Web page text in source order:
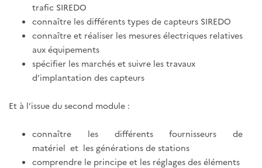
trafic SIREDO
connaître les différents types de capteurs SIREDO
connaître et réaliser les mesures électriques relatives
aux équipements
spécifier les marchés et suivre les travaux
d’implantation des capteurs
Et à l’issue du second module :
connaître les différents fournisseurs de
matériel et les générations de stations
comprendre le principe et les réglages des éléments